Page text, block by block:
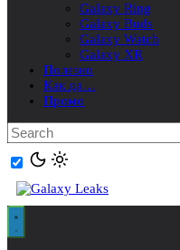
Galaxy Ring
Galaxy Buds
Galaxy Watch
Galaxy XR
Полезно
Как да…
Промо